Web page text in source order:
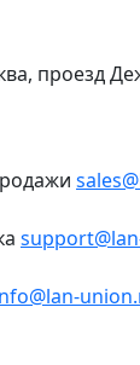
проезд